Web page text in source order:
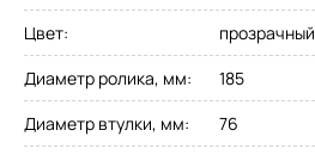
Цвет:
прозрачный
Диаметр ролика, мм:
185
Диаметр втулки, мм:
76